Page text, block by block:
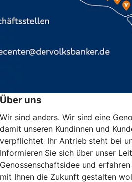
Über uns
Wir sind anders. Wir sind eine
damit unseren Kundinnen und
verpflichtet. Ihr Antrieb steht bei
Informieren Sie sich über unser
Genossenschaftsidee und
mit Ihnen die Zukunft gestalten